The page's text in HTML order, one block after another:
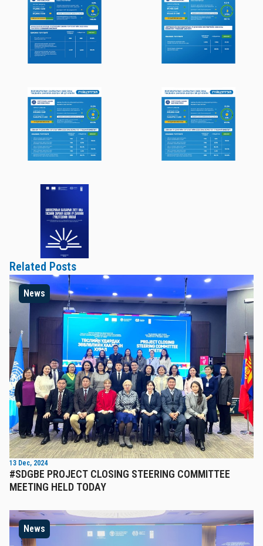
Related Posts
News
13 Dec, 2024
#SDGBE PROJECT CLOSING STEERING COMMITTEE
MEETING HELD TODAY
News